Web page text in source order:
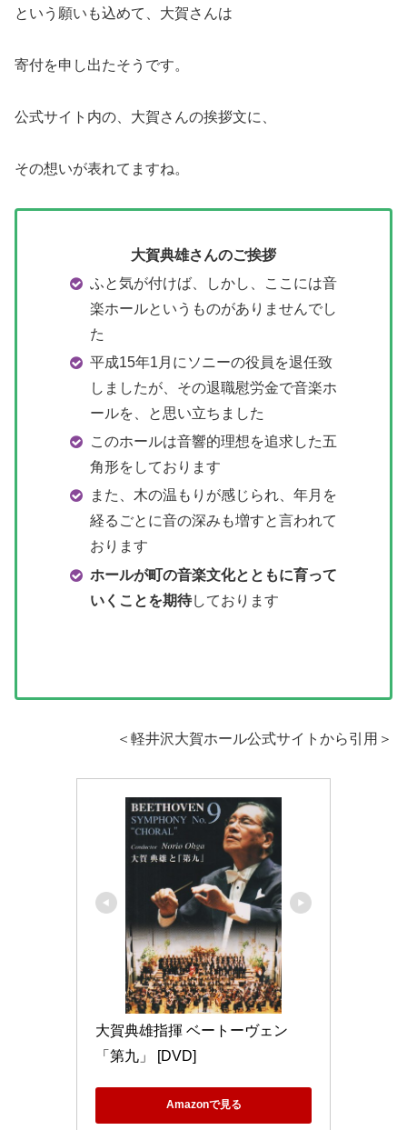
という願いも込めて、大賀さんは
寄付を申し出たそうです。
公式サイト内の、大賀さんの挨拶文に、
その想いが表れてますね。
大賀典雄さんのご挨拶
ふと気が付けば、しかし、ここには音
楽ホールというものがありませんでし
た
平成15年1月にソニーの役員を退任致
しましたが、その退職慰労金で音楽ホ
ールを、と思い立ちました
このホールは音響的理想を追求した五
角形をしております
また、木の温もりが感じられ、年月を
経るごとに音の深みも増すと言われて
おります
ホールが町の音楽文化とともに育って
いくことを期待しております
＜軽井沢大賀ホール公式サイトから引用＞
大賀典雄指揮 ベートーヴェン
「第九」 [DVD]
Amazonで見る